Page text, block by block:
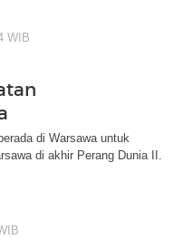
WIB
di Warsawa untuk
di akhir Perang Dunia II.